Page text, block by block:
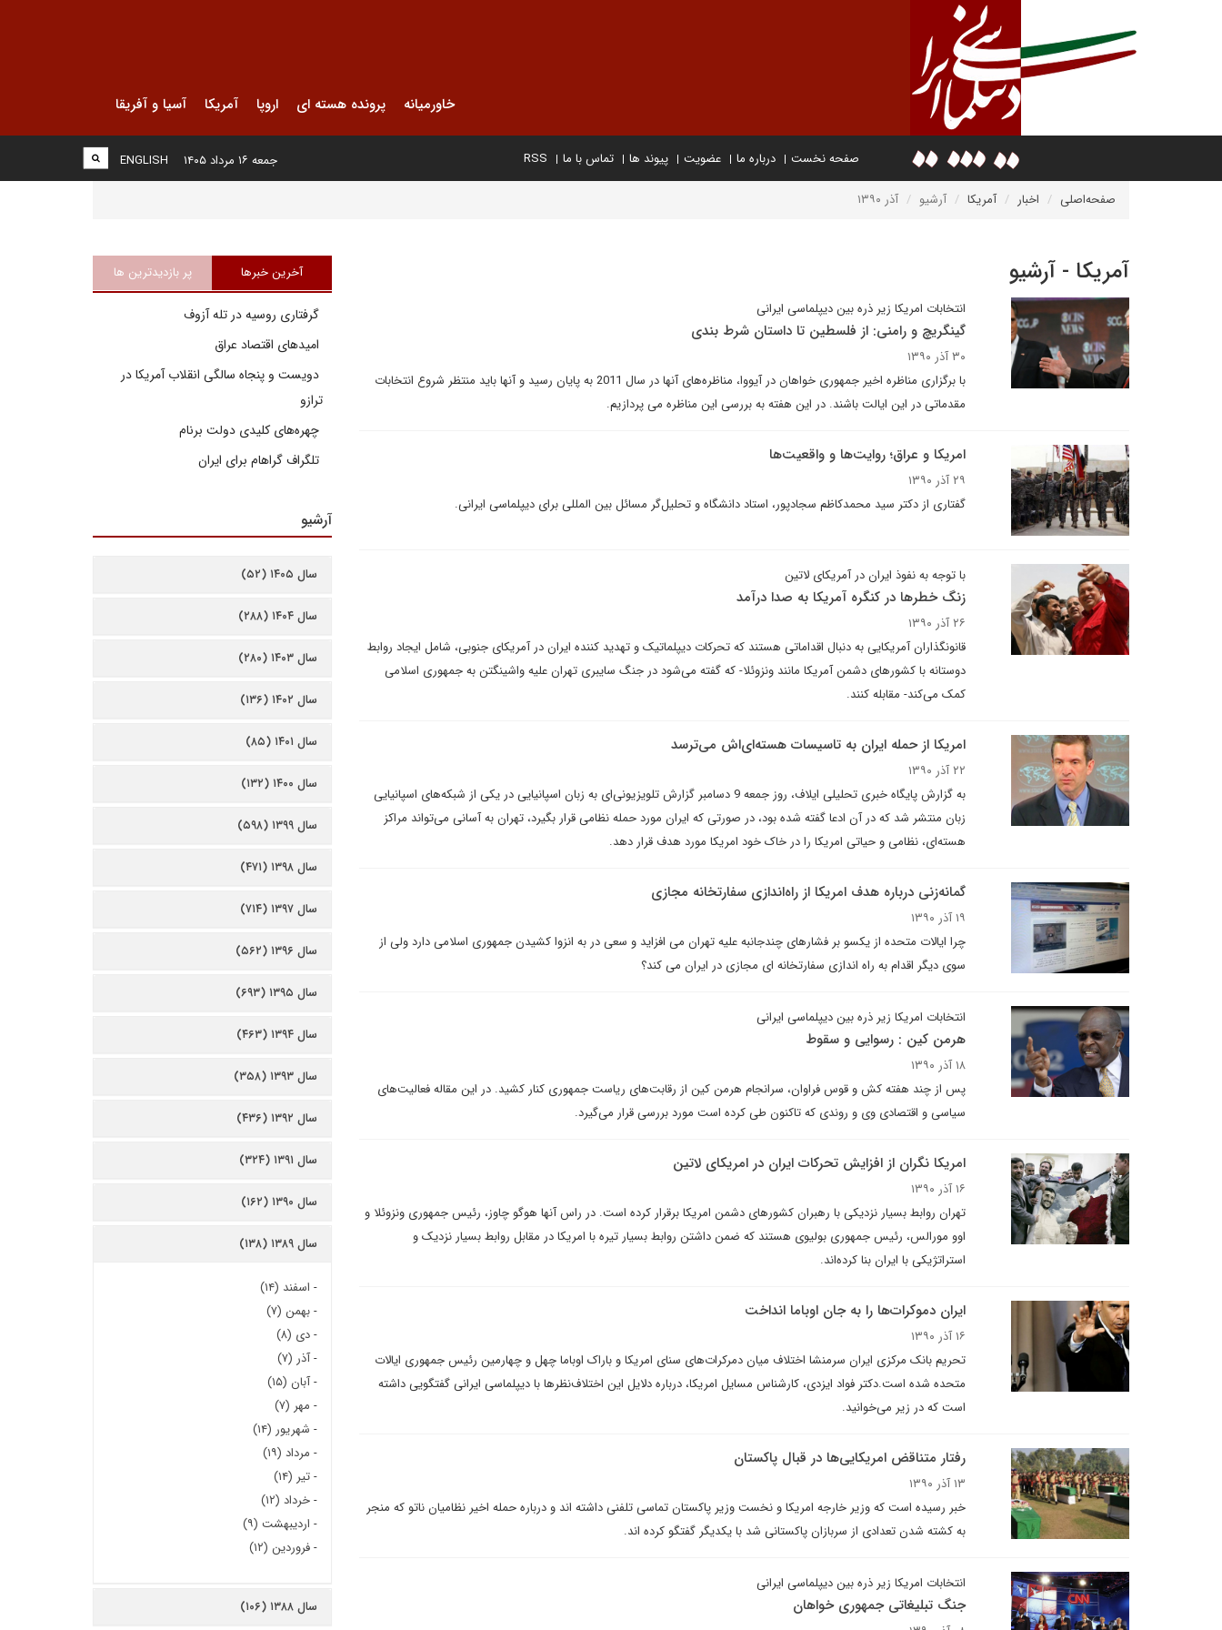
خاورمیانه پرونده هسته ای اروپا آمریکا آسیا و آفریقا
صفحه نخست درباره ما عضویت پیوند ها تماس با ما RSS
ENGLISH جمعه ۱۶ مرداد ۱۴۰۵
صفحه‌اصلی اخبار آمریکا آرشیو آذر ۱۳۹۰
آمریکا - آرشیو
انتخابات امریکا زیر ذره بین دیپلماسی ایرانی
گینگریچ و رامنی: از فلسطین تا داستان شرط بندی
۳۰ آذر ۱۳۹۰
با برگزاری مناظره اخیر جمهوری خواهان در آیووا، مناظره‌های آنها در سال 2011 به پایان رسید و آنها باید منتظر شروع انتخابات
مقدماتی در این ایالت باشند. در این هفته به بررسی این مناظره می پردازیم.
امریکا و عراق؛ روایت‌ها و واقعیت‌ها
۲۹ آذر ۱۳۹۰
گفتاری از دکتر سید محمدکاظم سجادپور، استاد دانشگاه و تحلیل‌گر مسائل بین المللی برای دیپلماسی ایرانی.
با توجه به نفوذ ایران در آمریکای لاتین
زنگ خطر‌‌ها در کنگره آمریکا به صدا درآمد
۲۶ آذر ۱۳۹۰
قانونگذاران آمریکایی به دنبال اقداماتی هستند که تحرکات دیپلماتیک و تهدید کننده ایران در آمریکای جنوبی، شامل ایجاد روابط
دوستانه با کشور‌های دشمن آمریکا مانند ونزوئلا- که گفته می‌شود در جنگ سایبری تهران علیه واشینگتن به جمهوری اسلامی
کمک می‌کند- مقابله کنند.
امریکا از حمله ایران به تاسیسات هسته‌ای‌اش می‌ترسد
۲۲ آذر ۱۳۹۰
به گزارش پایگاه خبری تحلیلی ایلاف، روز جمعه 9 دسامبر گزارش تلویزیونی‌ای به زبان اسپانیایی در یکی از شبکه‌های اسپانیایی‌
زبان منتشر شد که در آن ادعا گفته شده بود، در صورتی که ایران مورد حمله نظامی قرار بگیرد، تهران به آسانی می‌تواند مراکز
هسته‌ای، نظامی و حیاتی امریکا را در خاک خود امریکا مورد هدف قرار دهد.
گمانه‌زنی درباره هدف امریکا از راه‌اندازی سفارتخانه مجازی
۱۹ آذر ۱۳۹۰
چرا ایالات متحده از یکسو بر فشارهای چندجانبه علیه تهران می افزاید و سعی در به انزوا کشیدن جمهوری اسلامی دارد ولی از
سوی دیگر اقدام به راه اندازی سفارتخانه ای مجازی در ایران می کند؟
انتخابات امریکا زیر ذره بین دیپلماسی ایرانی
هرمن کین : رسوایی و سقوط
۱۸ آذر ۱۳۹۰
پس از چند هفته کش و قوس فراوان، سرانجام هرمن کین از رقابت‌های ریاست جمهوری کنار کشید. در این مقاله فعالیت‌های
سیاسی و اقتصادی وی و روندی که تاکنون طی کرده است مورد بررسی قرار می‌گیرد.
امریکا نگران از افزایش تحرکات ایران در امریکای لاتین
۱۶ آذر ۱۳۹۰
تهران روابط بسیار نزدیکی با رهبران کشورهای دشمن امریکا برقرار کرده است. در راس آنها هوگو چاوز، رئیس جمهوری ونزوئلا و
اوو مورالس، رئیس جمهوری بولیوی هستند که ضمن داشتن روابط بسیار تیره با امریکا در مقابل روابط بسیار نزدیک و
استراتژیکی با ایران بنا کرده‌اند.
ایران دموکرات‌ها را به جان اوباما انداخت
۱۶ آذر ۱۳۹۰
تحریم بانک مرکزی ایران سرمنشا اختلاف میان دمرکرات‌های سنای امریکا و باراک اوباما چهل و چهارمین رئیس جمهوری ایالات
متحده شده است.دکتر فواد ایزدی، کارشناس مسایل امریکا، درباره دلایل این اختلاف‌نظرها با دیپلماسی ایرانی گفتگویی داشته
است که در زیر می‌خوانید.
رفتار متناقض امریکایی‌ها در قبال پاکستان
۱۳ آذر ۱۳۹۰
خبر رسیده است که وزیر خارجه امریکا و نخست وزیر پاکستان تماسی تلفنی داشته اند و درباره حمله اخیر نظامیان ناتو که منجر
به کشته شدن تعدادی از سربازان پاکستانی شد با یکدیگر گفتگو کرده اند.
انتخابات امریکا زیر ذره بین دیپلماسی ایرانی
جنگ تبلیغاتی جمهوری خواهان
آخرین خبرها پر بازدیدترین ها
گرفتاری روسیه در تله آزوف
امیدهای اقتصاد عراق
دویست و پنجاه سالگی انقلاب آمریکا در
ترازو
چهره‌های کلیدی دولت برنام
تلگراف گراهام برای ایران
آرشیو
سال ۱۴۰۵ (۵۲)
سال ۱۴۰۴ (۲۸۸)
سال ۱۴۰۳ (۲۸۰)
سال ۱۴۰۲ (۱۳۶)
سال ۱۴۰۱ (۸۵)
سال ۱۴۰۰ (۱۳۲)
سال ۱۳۹۹ (۵۹۸)
سال ۱۳۹۸ (۴۷۱)
سال ۱۳۹۷ (۷۱۴)
سال ۱۳۹۶ (۵۶۲)
سال ۱۳۹۵ (۶۹۳)
سال ۱۳۹۴ (۴۶۳)
سال ۱۳۹۳ (۳۵۸)
سال ۱۳۹۲ (۴۳۶)
سال ۱۳۹۱ (۳۲۴)
سال ۱۳۹۰ (۱۶۲)
سال ۱۳۸۹ (۱۳۸)
- اسفند (۱۴)
-بهمن (۷)
-دی (۸)
-آذر (۷)
-آبان (۱۵)
- مهر (۷)
- شهریور (۱۴)
- مرداد (۱۹)
-تیر (۱۴)
-خرداد (۱۲)
- اردیبهشت (۹)
-فروردین (۱۲)
سال ۱۳۸۸ (۱۰۶)